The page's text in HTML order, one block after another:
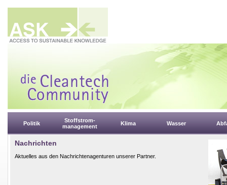
Politik
Stoffstrom-
management
Klima Wasser
Nachrichten
Aktuelles aus den Nachrichtenagenturen unserer Partner.